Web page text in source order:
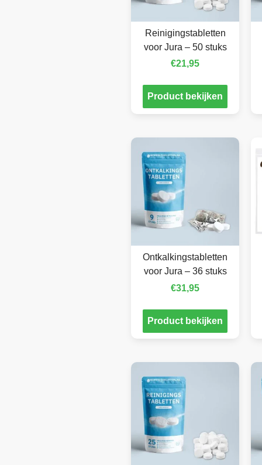
Reinigingstabletten
voor Jura – 50 stuks
€21,95
Product bekijken
Ontkalkingstabletten
voor Jura – 36 stuks
€31,95
Product bekijken